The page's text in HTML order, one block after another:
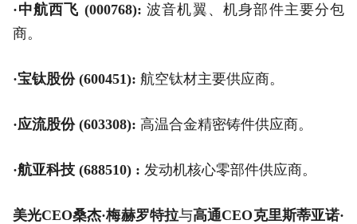
·中航西飞 (000768): 波音机翼、机身部件主要分包
商。
·宝钛股份 (600451): 航空钛材主要供应商。
·应流股份 (603308): 高温合金精密铸件供应商。
·航亚科技 (688510) : 发动机核心零部件供应商。
美光CEO桑杰·梅赫罗特拉与高通CEO克里斯蒂亚诺·